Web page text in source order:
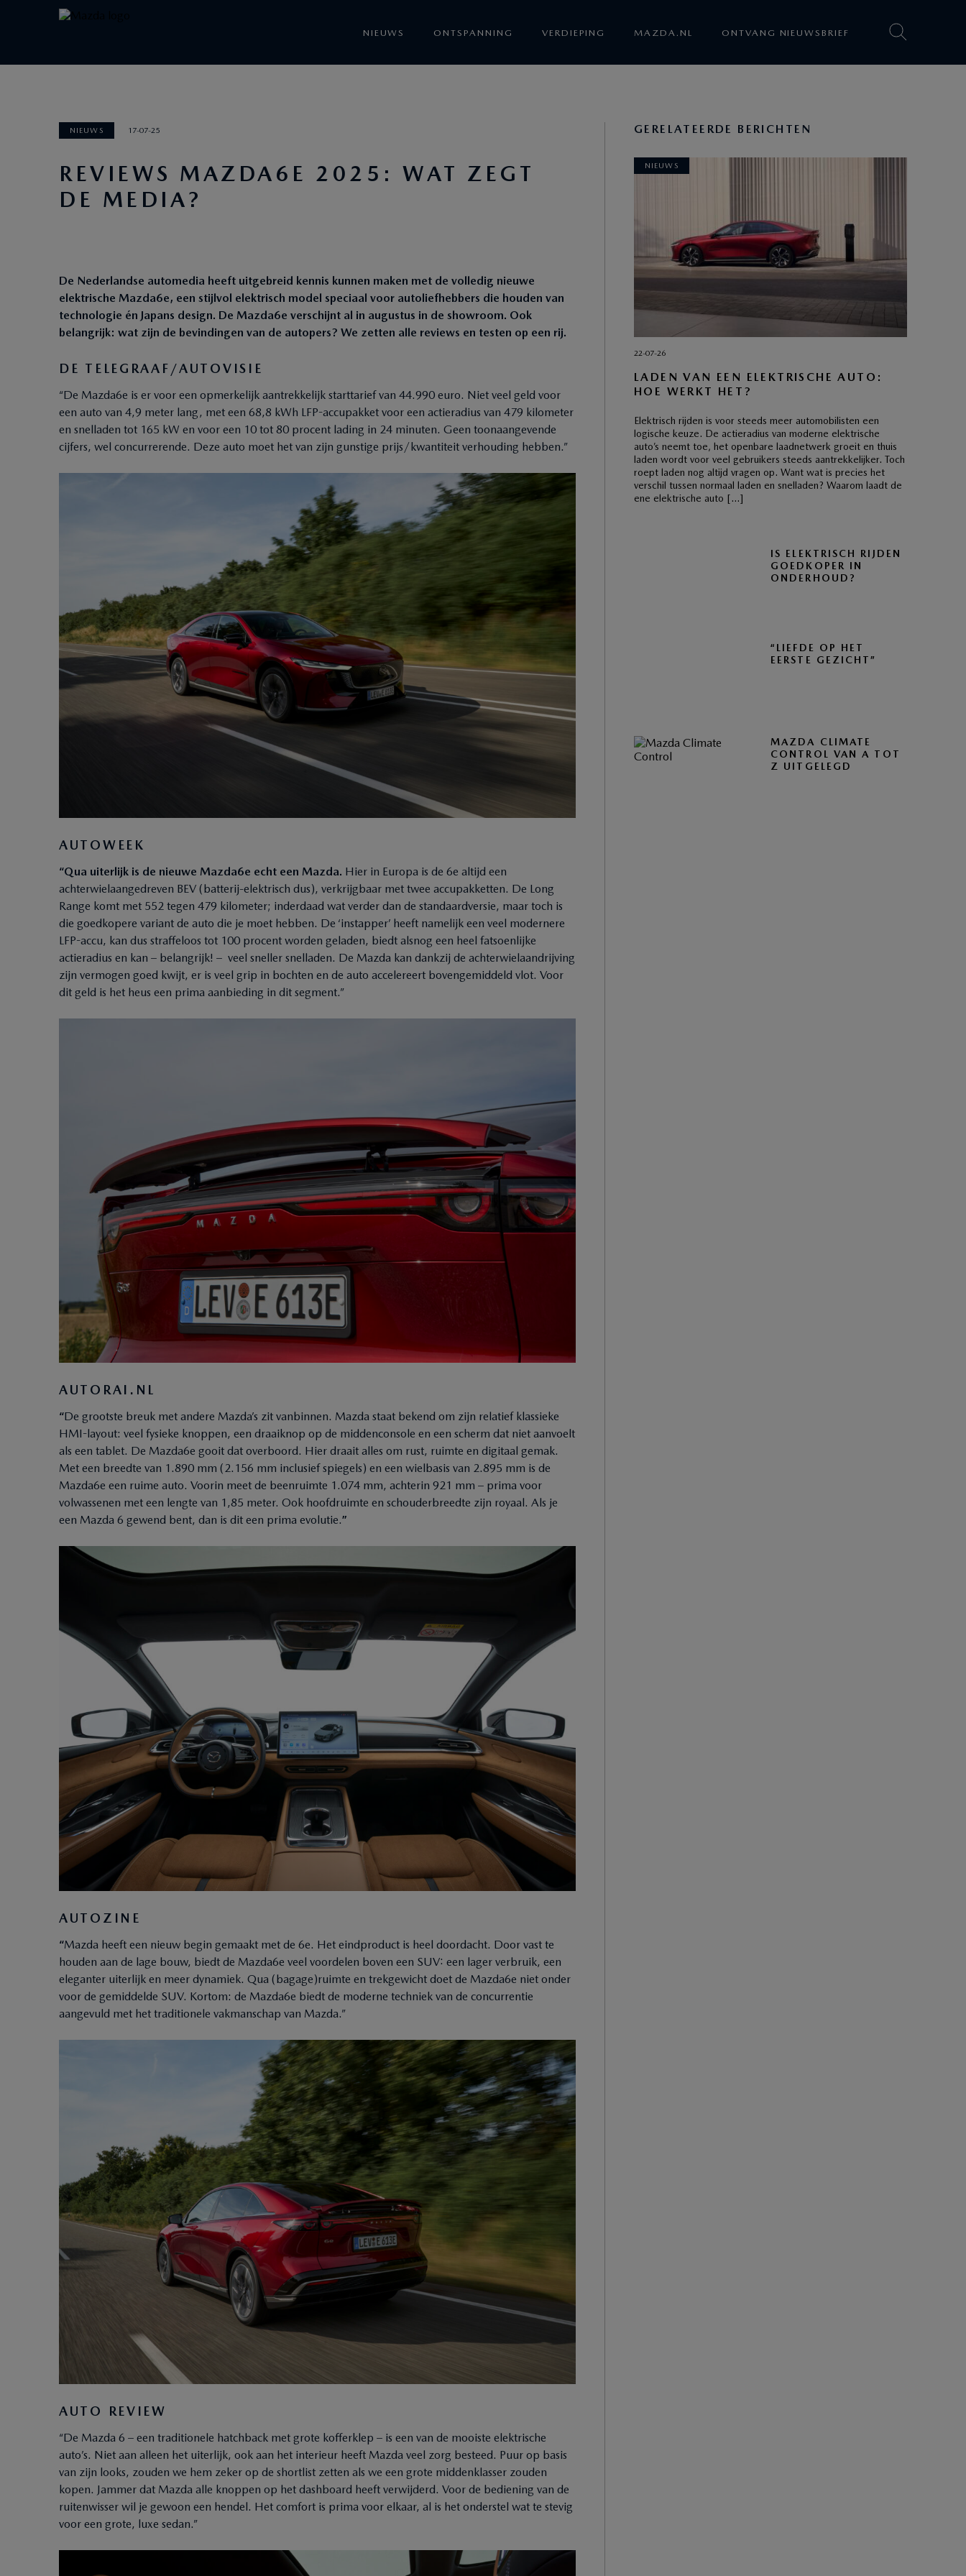
NIEUWS ONTSPANNING VERDIEPING MAZDA.NL ONTVANG NIEUWSBRIEF
NIEUWS 17-07-25
REVIEWS MAZDA6E 2025: WAT ZEGT
DE MEDIA?
De Nederlandse automedia heeft uitgebreid kennis kunnen maken met de volledig nieuwe
elektrische Mazda6e, een stijlvol elektrisch model speciaal voor autoliefhebbers die houden van
technologie én Japans design. De Mazda6e verschijnt al in augustus in de showroom. Ook
belangrijk: wat zijn de bevindingen van de autopers? We zetten alle reviews en testen op een rij.
DE TELEGRAAF/AUTOVISIE
“De Mazda6e is er voor een opmerkelijk aantrekkelijk starttarief van 44.990 euro. Niet veel geld voor
een auto van 4,9 meter lang, met een 68,8 kWh LFP-accupakket voor een actieradius van 479 kilometer
en snelladen tot 165 kW en voor een 10 tot 80 procent lading in 24 minuten. Geen toonaangevende
cijfers, wel concurrerende. Deze auto moet het van zijn gunstige prijs/kwantiteit verhouding hebben.”
AUTOWEEK
“Qua uiterlijk is de nieuwe Mazda6e echt een Mazda. Hier in Europa is de 6e altijd een
achterwielaangedreven BEV (batterij-elektrisch dus), verkrijgbaar met twee accupakketten. De Long
Range komt met 552 tegen 479 kilometer; inderdaad wat verder dan de standaardversie, maar toch is
die goedkopere variant de auto die je moet hebben. De ‘instapper’ heeft namelijk een veel modernere
LFP-accu, kan dus straffeloos tot 100 procent worden geladen, biedt alsnog een heel fatsoenlijke
actieradius en kan – belangrijk! – veel sneller snelladen. De Mazda kan dankzij de achterwielaandrijving
zijn vermogen goed kwijt, er is veel grip in bochten en de auto accelereert bovengemiddeld vlot. Voor
dit geld is het heus een prima aanbieding in dit segment.”
AUTORAI.NL
“De grootste breuk met andere Mazda’s zit vanbinnen. Mazda staat bekend om zijn relatief klassieke
HMI-layout: veel fysieke knoppen, een draaiknop op de middenconsole en een scherm dat niet aanvoelt
als een tablet. De Mazda6e gooit dat overboord. Hier draait alles om rust, ruimte en digitaal gemak.
Met een breedte van 1.890 mm (2.156 mm inclusief spiegels) en een wielbasis van 2.895 mm is de
Mazda6e een ruime auto. Voorin meet de beenruimte 1.074 mm, achterin 921 mm – prima voor
volwassenen met een lengte van 1,85 meter. Ook hoofdruimte en schouderbreedte zijn royaal. Als je
een Mazda 6 gewend bent, dan is dit een prima evolutie.”
AUTOZINE
“Mazda heeft een nieuw begin gemaakt met de 6e. Het eindproduct is heel doordacht. Door vast te
houden aan de lage bouw, biedt de Mazda6e veel voordelen boven een SUV: een lager verbruik, een
eleganter uiterlijk en meer dynamiek. Qua (bagage)ruimte en trekgewicht doet de Mazda6e niet onder
voor de gemiddelde SUV. Kortom: de Mazda6e biedt de moderne techniek van de concurrentie
aangevuld met het traditionele vakmanschap van Mazda.”
AUTO REVIEW
“De Mazda 6 – een traditionele hatchback met grote kofferklep – is een van de mooiste elektrische
auto’s. Niet aan alleen het uiterlijk, ook aan het interieur heeft Mazda veel zorg besteed. Puur op basis
van zijn looks, zouden we hem zeker op de shortlist zetten als we een grote middenklasser zouden
kopen. Jammer dat Mazda alle knoppen op het dashboard heeft verwijderd. Voor de bediening van de
ruitenwisser wil je gewoon een hendel. Het comfort is prima voor elkaar, al is het onderstel wat te stevig
voor een grote, luxe sedan.”
GERELATEERDE BERICHTEN
NIEUWS
22-07-26
LADEN VAN EEN ELEKTRISCHE AUTO:
HOE WERKT HET?
Elektrisch rijden is voor steeds meer automobilisten een
logische keuze. De actieradius van moderne elektrische
auto’s neemt toe, het openbare laadnetwerk groeit en thuis
laden wordt voor veel gebruikers steeds aantrekkelijker. Toch
roept laden nog altijd vragen op. Want wat is precies het
verschil tussen normaal laden en snelladen? Waarom laadt de
ene elektrische auto […]
IS ELEKTRISCH RIJDEN
GOEDKOPER IN
ONDERHOUD?
“LIEFDE OP HET
EERSTE GEZICHT”
MAZDA CLIMATE
CONTROL VAN A TOT
Z UITGELEGD